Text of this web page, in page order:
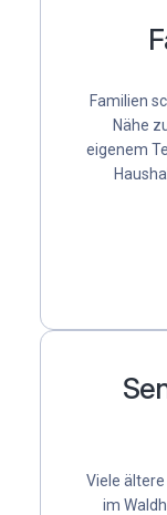
Familien
Nähe
eigenem
Viele
im